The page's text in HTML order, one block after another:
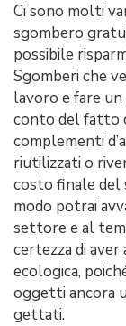
Ci sono molti
sgombero
possibile
Sgomberi che
lavoro e fare
conto del fatto
complementi
riutilizzati o
costo finale del
modo potrai
settore e al
certezza di
ecologica,
oggetti ancora
gettati.